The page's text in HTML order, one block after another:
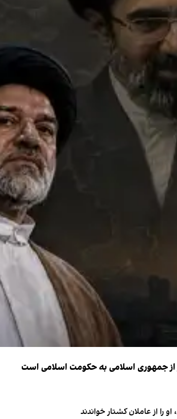
از جمهوری اسلامی به حکومت اسلامی است
را از عاملان کشتار خواندند